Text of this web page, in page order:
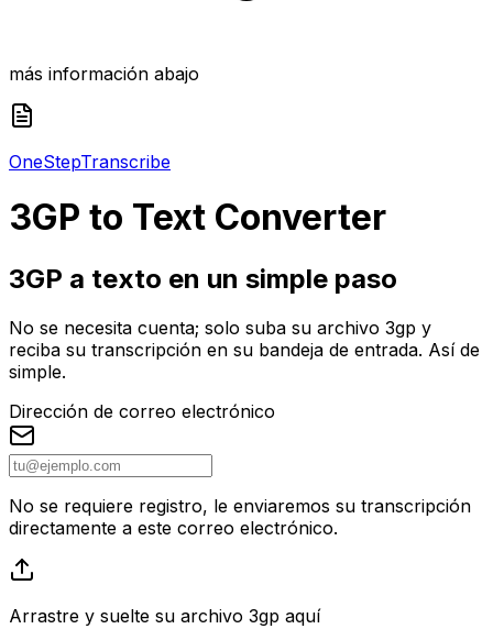
más información abajo
OneStepTranscribe
3GP to Text Converter
3GP a texto en un simple paso
No se necesita cuenta; solo suba su archivo 3gp y
reciba su transcripción en su bandeja de entrada. Así de
simple.
Dirección de correo electrónico
No se requiere registro, le enviaremos su transcripción
directamente a este correo electrónico.
Arrastre y suelte su archivo 3gp aquí